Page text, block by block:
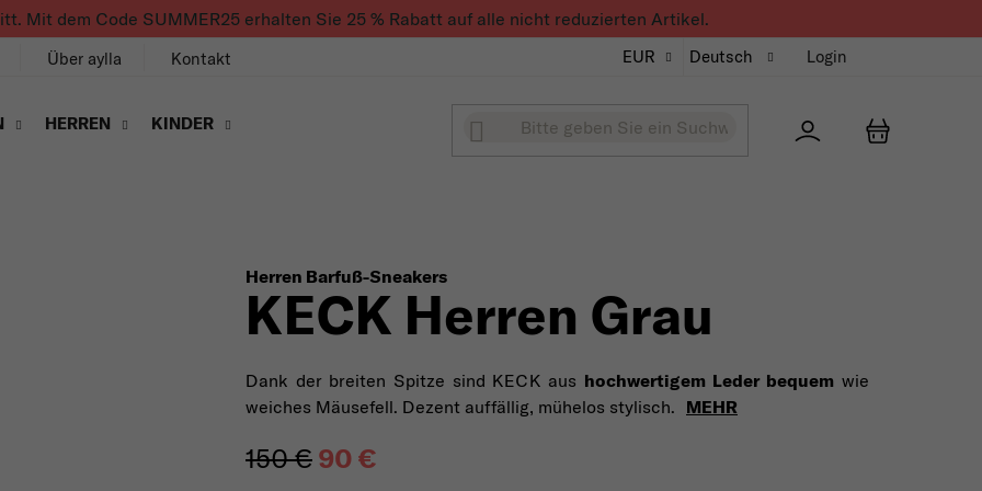
Mit dem Code SUMMER25 erhalten Sie 25 % Rabatt auf alle nicht reduzierten Artikel.
Über aylla Kontakt EUR Deutsch Login
HERREN KINDER
Herren Barfuß-Sneakers
KECK Herren Grau
Dank der breiten Spitze sind KECK aus hochwertigem Leder bequem wie
weiches Mäusefell. Dezent auffällig, mühelos stylisch. MEHR
150 € 90 €